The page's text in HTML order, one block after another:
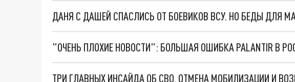
ДАНЯ С ДАШЕЙ СПАСЛИСЬ ОТ БОЕВИКОВ ВСУ. НО БЕДЫ ДЛЯ